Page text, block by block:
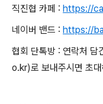
직진협 카페 : https://
네이버 밴드 : https://
협회 단톡방 : 연락처
o.kr)로 보내주시면 초